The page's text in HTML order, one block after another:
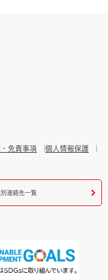
免責事項
個人情報保護
連絡先一覧